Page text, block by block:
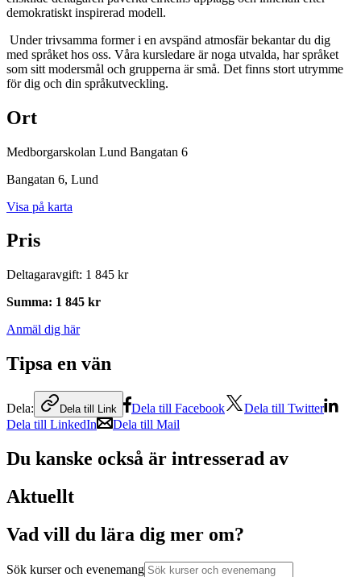
demokratiskt inspirerad modell.
Under trivsamma former i en avspänd atmosfär bekantar du dig
med språket hos oss. Våra kursledare är noga utvalda, har språket
som sitt modersmål och grupperna är små. Det finns stort utrymme
för dig och din språkutveckling.
Ort
Medborgarskolan Lund Bangatan 6
Bangatan 6, Lund
Visa på karta
Pris
Deltagaravgift: 1 845 kr
Summa: 1 845 kr
Anmäl dig här
Tipsa en vän
Dela: Dela till Link Dela till Facebook
Dela till Twitter
Dela till LinkedIn
Dela till Mail
Du kanske också är intresserad av
Aktuellt
Vad vill du lära dig mer om?
Sök kurser och evenemang